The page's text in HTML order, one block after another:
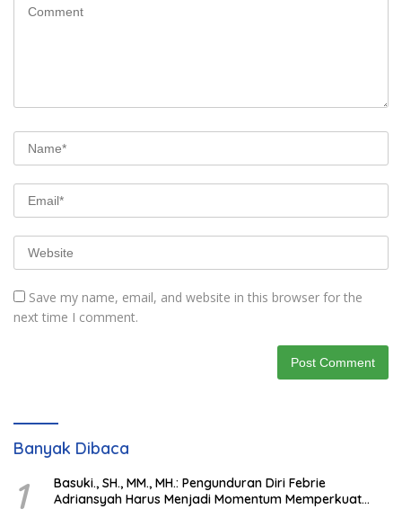
Save my name, email, and website in this browser for the
next time I comment.
Banyak Dibaca
1
Basuki., SH., MM., MH.: Pengunduran Diri Febrie
Adriansyah Harus Menjadi Momentum Memperkuat